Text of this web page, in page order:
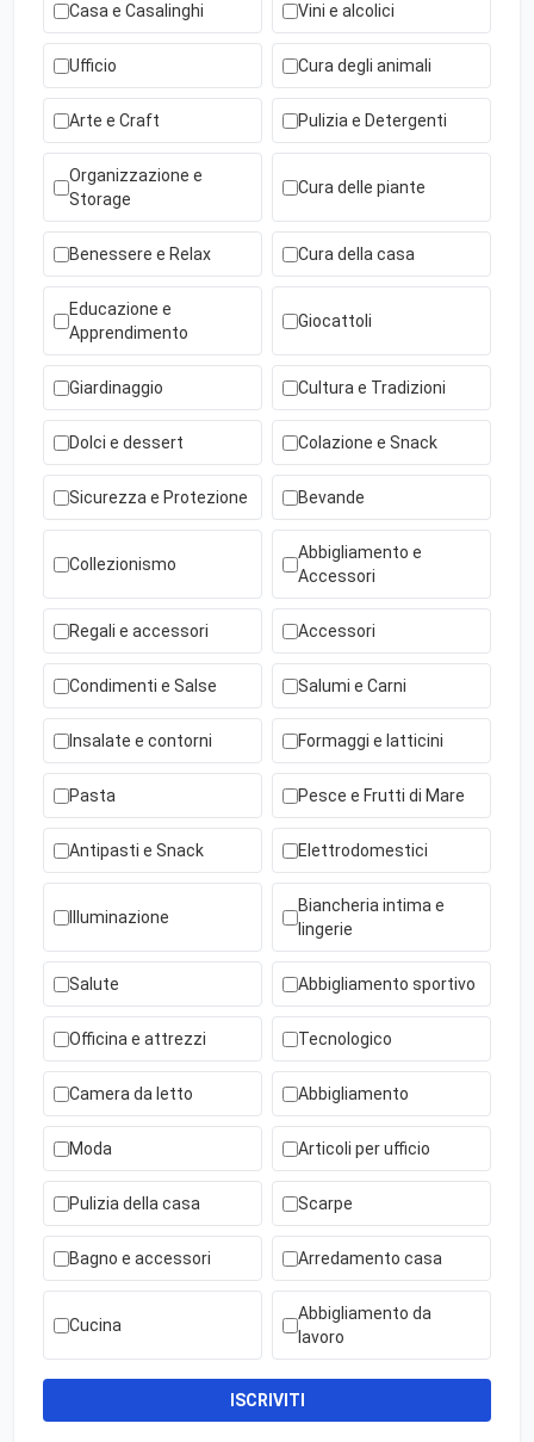
Casa e Casalinghi Vini e alcolici
Ufficio Cura degli animali
Arte e Craft Pulizia e Detergenti
Organizzazione e
Storage
Cura delle piante
Benessere e Relax Cura della casa
Educazione e
Apprendimento
Giocattoli
Giardinaggio Cultura e Tradizioni
Dolci e dessert Colazione e Snack
Sicurezza e Protezione Bevande
Collezionismo
Abbigliamento e
Accessori
Regali e accessori Accessori
Condimenti e Salse Salumi e Carni
Insalate e contorni Formaggi e latticini
Pasta Pesce e Frutti di Mare
Antipasti e Snack Elettrodomestici
Illuminazione
Biancheria intima e
lingerie
Salute Abbigliamento sportivo
Officina e attrezzi Tecnologico
Camera da letto Abbigliamento
Moda Articoli per ufficio
Pulizia della casa Scarpe
Bagno e accessori Arredamento casa
Cucina
Abbigliamento da
lavoro
ISCRIVITI